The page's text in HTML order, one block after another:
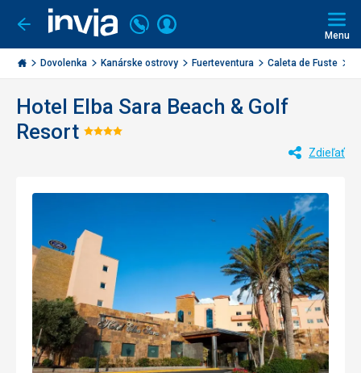
Ísť
späť
Invia.sk
Volajte
+421
2
3221
Prihlásiť
Menu
Dovolenka Kanárske ostrovy Fuerteventura Caleta de Fuste
Hotel Elba Sara Beach & Golf
Resort Hodnotenie:
Zdieľať